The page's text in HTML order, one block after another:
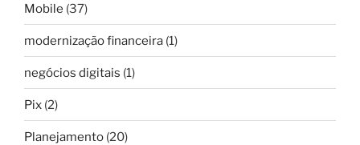
Mobile (37)
modernização financeira (1)
negócios digitais (1)
Pix (2)
Planejamento (20)